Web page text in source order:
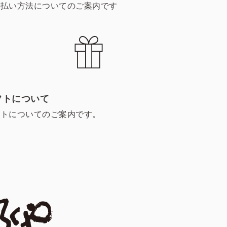
い方法についてのご案内です
トについて
についてのご案内です。